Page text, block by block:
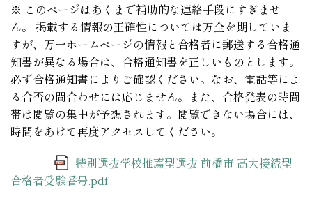
※ このページはあくまで補助的な連絡手段にすぎませ
ん。 掲載する情報の正確性については万全を期していま
すが、万一ホームページの情報と合格者に郵送する合格通
知書が異なる場合は、合格通知書を正しいものとします。
必ず合格通知書によりご確認ください。なお、電話等によ
る合否の問合わせには応じません。また、合格発表の時間
帯は閲覧の集中が予想されます。閲覧できない場合には、
時間をあけて再度アクセスしてください。
特別選抜学校推薦型選抜 前橋市 高大接続型
合格者受験番号.pdf